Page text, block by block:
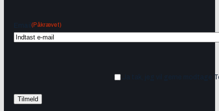
(Påkrævet)
Ja tak, jeg vil gerne modtage